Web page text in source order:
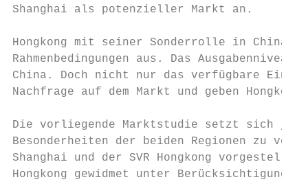
Shanghai als potenzieller Markt an.
Hongkong mit seiner Sonderrolle in China
Rahmenbedingungen aus. Das
China. Doch nicht nur das verfügbare
Nachfrage auf dem Markt und geben
Die vorliegende Marktstudie setzt sich
Besonderheiten der beiden Regionen zu
Shanghai und der SVR Hongkong
Hongkong gewidmet unter